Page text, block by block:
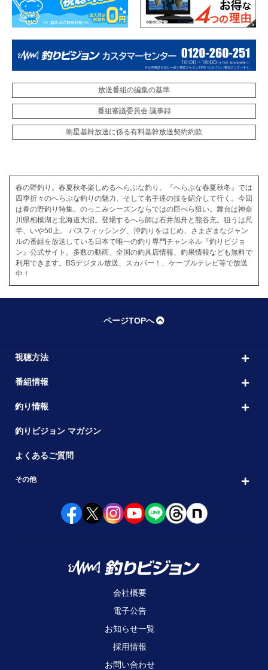
放送番組の編集の基準
番組審議委員会 議事録
衛星基幹放送に係る有料基幹放送契約約款
春の野釣り。春夏秋冬楽しめるへらぶな釣り。『へらぶな春夏秋冬』では
四季折々のへらぶな釣りの魅力、そして名手達の技を紹介して行く。今回
は春の野釣り特集。のっこみシーズンならではの巨べら狙い。舞台は神奈
川県相模湖と北海道大沼。登場するへら師は石井旭舟と熊谷充。狙うは尺
半、いや50上。 バスフィッシング、沖釣りをはじめ、さまざまなジャン
ルの番組を放送している日本で唯一の釣り専門チャンネル『釣りビジョ
ン』公式サイト。多数の動画、全国の釣具店情報、釣果情報なども無料で
利用できます。BSデジタル放送、スカパー！、ケーブルテレビ等で放送
中！
ページTOPへ
視聴方法
番組情報
釣り情報
釣りビジョン マガジン
よくあるご質問
その他
会社概要
電子公告
お知らせ一覧
採用情報
お問い合わせ